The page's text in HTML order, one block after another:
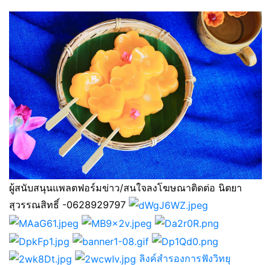
ผู้สนับสนุนแพลตฟอร์มข่าว/สนใจลงโฆษณาติดต่อ นิตยา
สุวรรณสิทธิ์ -0628929797
ลิงค์สำรองการฟังวิทยุ